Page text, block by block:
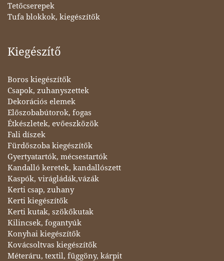
Tetőcserepek
Tufa blokkok, kiegészítők
Kiegészítő
Boros kiegészítők
Csapok, zuhanyszettek
Dekorációs elemek
Előszobabútorok, fogas
Étkészletek, evőeszközök
Fali díszek
Fürdőszoba kiegészítők
Gyertyatartók, mécsestartók
Kandalló keretek, kandallószett
Kaspók, virágládák,vázák
Kerti csap, zuhany
Kerti kiegészítők
Kerti kutak, szökőkutak
Kilincsek, fogantyúk
Konyhai kiegészítők
Kovácsoltvas kiegészítők
Méteráru, textil, függöny, kárpit